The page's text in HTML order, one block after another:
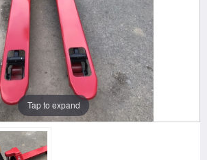
Tap to expand